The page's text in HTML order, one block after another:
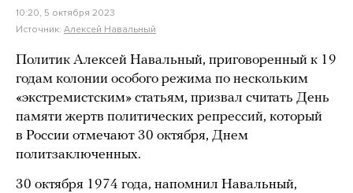
10:20, 5 октября 2023
Источник: Алексей Навальный
Политик Алексей Навальный, приговоренный к 19
годам колонии особого режима по нескольким
«экстремистским» статьям, призвал считать День
памяти жертв политических репрессий, который
в России отмечают 30 октября, Днем
политзаключенных.
30 октября 1974 года, напомнил Навальный,